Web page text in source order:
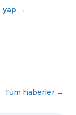
yap →
Tüm haberler →